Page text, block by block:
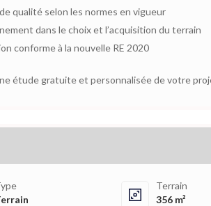
qualité selon les normes en vigueur
dans le choix et l’acquisition du terrain
conforme à la nouvelle RE 2020
étude gratuite et personnalisée de votre
Terrain
356 m²